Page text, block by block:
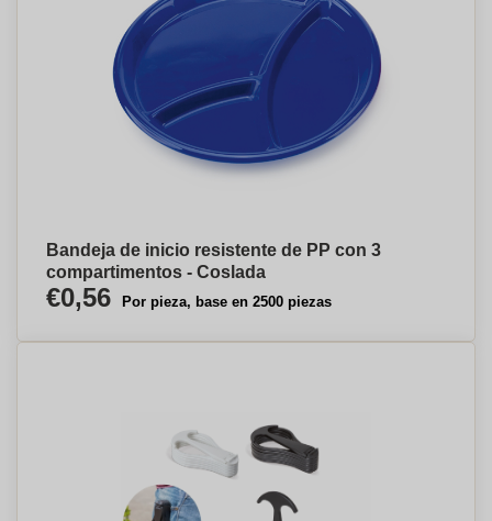
Bandeja de inicio resistente de PP con 3
compartimentos - Coslada
€0,56 Por pieza, base en 2500 piezas